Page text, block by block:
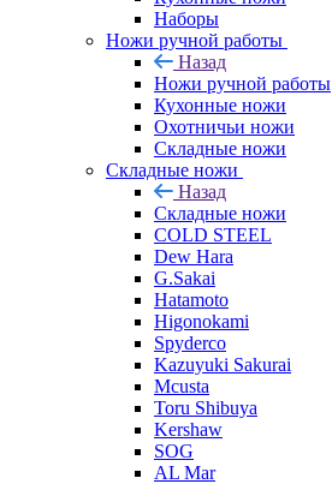
Наборы
Ножи ручной работы
Назад
Ножи ручной работы
Кухонные ножи
Охотничьи ножи
Складные ножи
Складные ножи
Назад
Складные ножи
COLD STEEL
Dew Hara
G.Sakai
Hatamoto
Higonokami
Spyderco
Kazuyuki Sakurai
Mcusta
Toru Shibuya
Kershaw
SOG
AL Mar